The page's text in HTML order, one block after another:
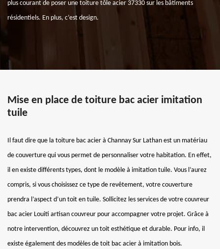
plus courant de poser une toiture tôle acier 37330 sur les bâtiments
résidentiels. En plus, c’est design.
Mise en place de toiture bac acier imitation
tuile
Il faut dire que la toiture bac acier à Channay Sur Lathan est un matériau
de couverture qui vous permet de personnaliser votre habitation. En effet,
il en existe différents types, dont le modèle à imitation tuile. Vous l’aurez
compris, si vous choisissez ce type de revêtement, votre couverture
prendra l’aspect d’un toit en tuile. Sollicitez les services de votre couvreur
bac acier Louiti artisan couvreur pour accompagner votre projet. Grâce à
notre intervention, découvrez un toit esthétique et durable. Pour info, il
existe également des modèles de toit bac acier à imitation bois.